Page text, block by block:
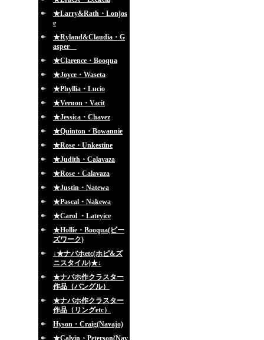
★Larry&Rath・Lonjos
e
★Ryland&Claudia・G
asper
★Clarence・Booqua
★Joyce・Waseta
★Phyllia・Lucio
★Vernon・Vacit
★Jessica・Chavez
★Quinton・Bowannie
★Rose・Unkestine
★Judith・Calavaza
★Rose・Calavaza
★Justin・Natewa
★Pascal・Nakewa
★Carol ・Lateyice
★Hollie・Booqua(ビー
ズワーク)
↓★ナバホetc(ホピ&ズ
ニスタイル)★↓
★ナバホ作クラスター
作品（バングル）
★ナバホ作クラスター
作品（リングetc）
Hyson・Craig(Navajo)
★Calvin・Peterson(Nav